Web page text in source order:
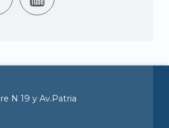
N 19 y Av.Patria